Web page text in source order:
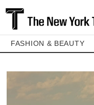
FASHION & BEAUTY